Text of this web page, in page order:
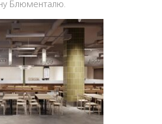
Блюменталю.